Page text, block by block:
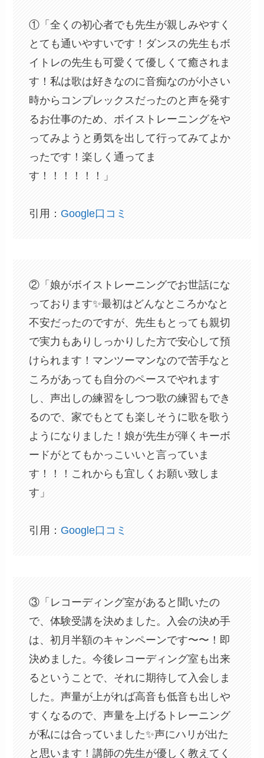
①「全くの初心者でも先生が親しみやすく
とても通いやすいです！ダンスの先生もボ
イトレの先生も可愛くて優しくて癒されま
す！私は歌は好きなのに音痴なのが小さい
時からコンプレックスだったのと声を発す
るお仕事のため、ボイストレーニングをや
ってみようと勇気を出して行ってみてよか
ったです！楽しく通ってま
す！！！！！！」
引用： Google口コミ
②「娘がボイストレーニングでお世話にな
っております✨最初はどんなところかなと
不安だったのですが、先生もとっても親切
で実力もありしっかりした方で安心して預
けられます！マンツーマンなので苦手なと
ころがあっても自分のペースでやれます
し、声出しの練習をしつつ歌の練習もでき
るので、家でもとても楽しそうに歌を歌う
ようになりました！娘が先生が弾くキーボ
ードがとてもかっこいいと言っていま
す！！！これからも宜しくお願い致しま
す」
引用： Google口コミ
③「レコーディング室があると聞いたの
で、体験受講を決めました。入会の決め手
は、初月半額のキャンペーンです〜〜！即
決めました。今後レコーディング室も出来
るということで、それに期待して入会しま
した。声量が上がれば高音も低音も出しや
すくなるので、声量を上げるトレーニング
が私には合っていました✨️声にハリが出た
と思います！講師の先生が優しく教えてく